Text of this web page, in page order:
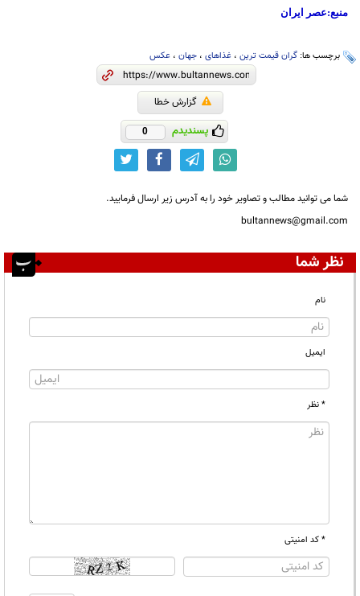
منبع:عصر ایران
برچسب ها: گران قیمت ترین ، غذاهای ، جهان ، عکس
گزارش خطا
پسندیدم 0
شما می توانید مطالب و تصاویر خود را به آدرس زیر ارسال فرمایید.
bultannews@gmail.com
نظر شما
نام
ایمیل
* نظر
* کد امنیتی